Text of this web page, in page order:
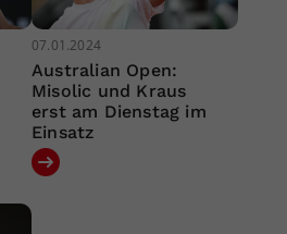
07.01.2024
Australian Open:
Misolic und Kraus
erst am Dienstag im
Einsatz